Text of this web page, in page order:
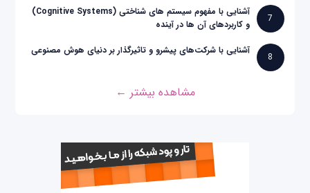
7
آشنایی با مفهوم سیستم های شناختی (Cognitive Systems)
و کاربردهای آن ها در آینده
8
آشنایی با شرکت‌های پیشرو و تاثیرگذار بر دنیای هوش مصنوعی
مشاهده بیشتر ←